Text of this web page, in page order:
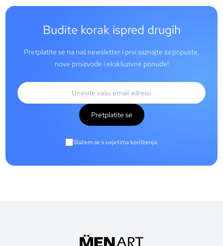
Budite korak ispred drugih
Pretplatite se na naš newsletter i prvi saznajte za popuste,
nove proizvode i ekskluzivne ponude!
Pretplatite se
Slažem se s uvjetima korištenja.